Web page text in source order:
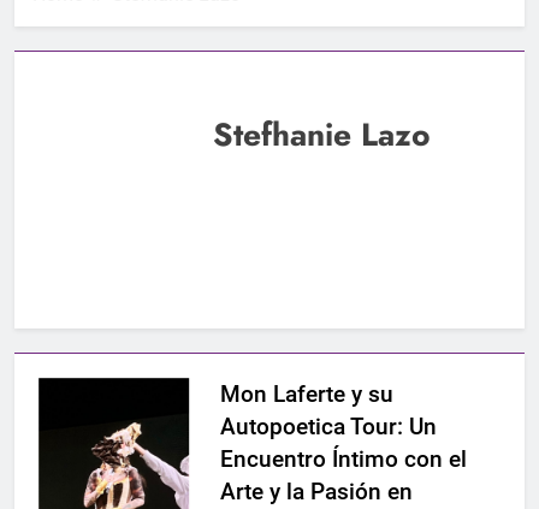
Stefhanie Lazo
Mon Laferte y su
Autopoetica Tour: Un
Encuentro Íntimo con el
Arte y la Pasión en